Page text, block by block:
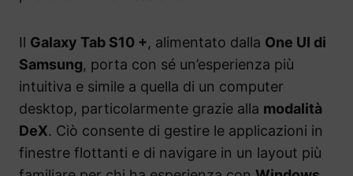
Il Galaxy Tab S10 +, alimentato dalla One UI di
Samsung, porta con sé un’esperienza più
intuitiva e simile a quella di un computer
desktop, particolarmente grazie alla modalità
DeX. Ciò consente di gestire le applicazioni in
finestre flottanti e di navigare in un layout più